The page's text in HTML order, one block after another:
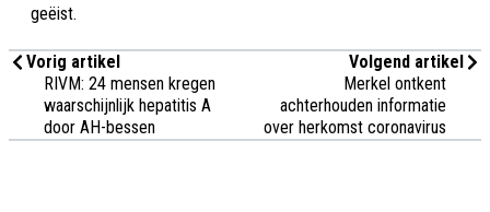
geëist.
Vorig artikel
RIVM: 24 mensen kregen
waarschijnlijk hepatitis A
door AH-bessen
Volgend artikel
Merkel ontkent
achterhouden informatie
over herkomst coronavirus